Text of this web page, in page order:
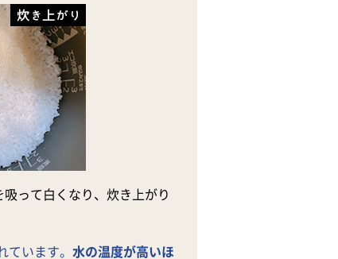
って白くなり、炊き上がり
ています。 水の温度が高いほ